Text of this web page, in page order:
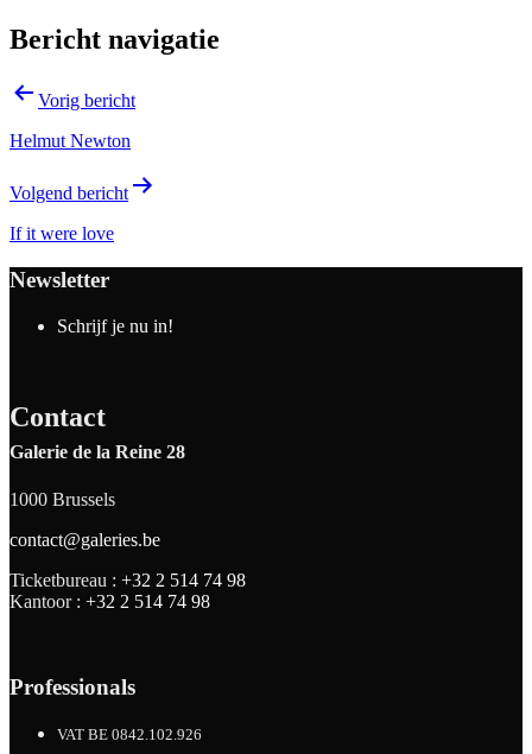
Bericht navigatie
Vorig bericht
Helmut Newton
Volgend bericht
If it were love
Newsletter
Schrijf je nu in!
Contact
Galerie de la Reine 28
1000 Brussels
contact@galeries.be
Ticketbureau : +32 2 514 74 98
Kantoor : +32 2 514 74 98
Professionals
VAT BE 0842.102.926